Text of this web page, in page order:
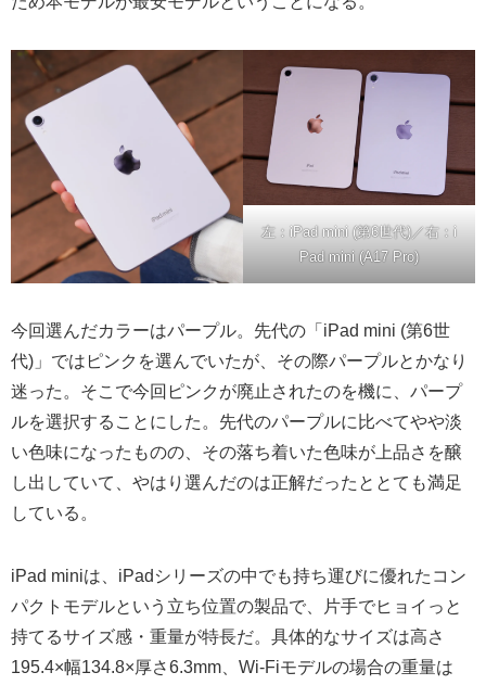
左：iPad mini (第6世代)／右：i
Pad mini (A17 Pro)
今回選んだカラーはパープル。先代の「iPad mini (第6世
代)」ではピンクを選んでいたが、その際パープルとかなり
迷った。そこで今回ピンクが廃止されたのを機に、パープ
ルを選択することにした。先代のパープルに比べてやや淡
い色味になったものの、その落ち着いた色味が上品さを醸
し出していて、やはり選んだのは正解だったととても満足
している。
iPad miniは、iPadシリーズの中でも持ち運びに優れたコン
パクトモデルという立ち位置の製品で、片手でヒョイっと
持てるサイズ感・重量が特長だ。具体的なサイズは高さ
195.4×幅134.8×厚さ6.3mm、Wi-Fiモデルの場合の重量は